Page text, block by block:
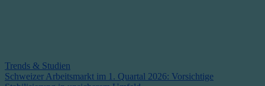
Trends & Studien
Schweizer Arbeitsmarkt im 1. Quartal 2026: Vorsichtige